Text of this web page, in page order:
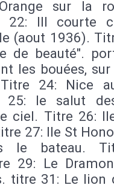
sur la
22: III courte
(aout 1936).
de beauté".
les bouées,
24: Nice
25: le salut
ciel. Titre 26:
27: Ile St
le bateau.
29: Le
titre 31: Le lion